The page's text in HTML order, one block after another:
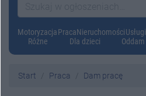
MotoryzacjaPracaNieruchomościUsługi
Różne
Dla dzieci Oddam
Start Praca Dam pracę